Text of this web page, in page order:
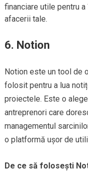
financiare utile pentru
afacerii tale.
6. Notion
Notion este un tool de
folosit pentru a lua
proiectele. Este o
antreprenori care
managementul
o platformă ușor de
De ce să folosești